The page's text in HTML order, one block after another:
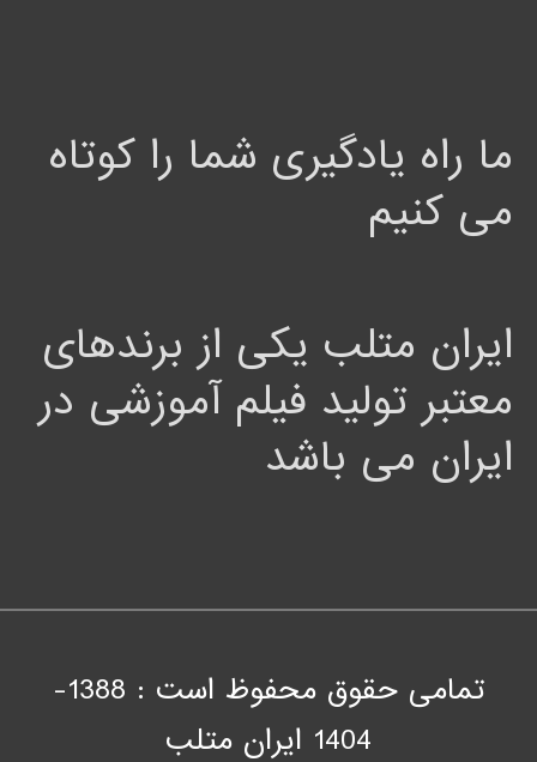
ما راه یادگیری شما را کوتاه
می کنیم
ایران متلب یکی از برندهای
معتبر تولید فیلم آموزشی در
ایران می باشد
تمامی حقوق محفوظ است : 1388-
1404 ايران متلب